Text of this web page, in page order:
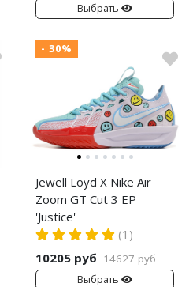
Выбрать
- 30%
Jewell Loyd X Nike Air
Zoom GT Cut 3 EP
'Justice'
(1)
10205 руб 14627 руб
Выбрать